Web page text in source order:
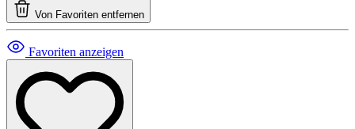
Von Favoriten entfernen
Favoriten anzeigen